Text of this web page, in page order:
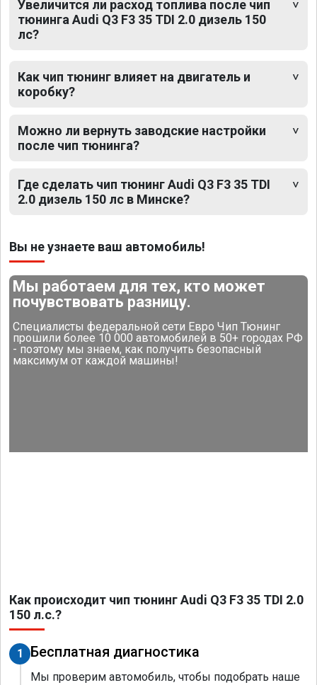
Увеличится ли расход топлива после чип
тюнинга Audi Q3 F3 35 TDI 2.0 дизель 150
лс?
Как чип тюнинг влияет на двигатель и
коробку?
Можно ли вернуть заводские настройки
после чип тюнинга?
Где сделать чип тюнинг Audi Q3 F3 35 TDI
2.0 дизель 150 лс в Минске?
Вы не узнаете ваш автомобиль!
Мы работаем для тех, кто может
почувствовать разницу.
Специалисты федеральной сети Евро Чип Тюнинг
прошили более 10 000 автомобилей в 50+ городах РФ
- поэтому мы знаем, как получить безопасный
максимум от каждой машины!
Как происходит чип тюнинг Audi Q3 F3 35 TDI 2.0
150 л.с.?
1 Бесплатная диагностика
Мы проверим автомобиль, чтобы подобрать наше